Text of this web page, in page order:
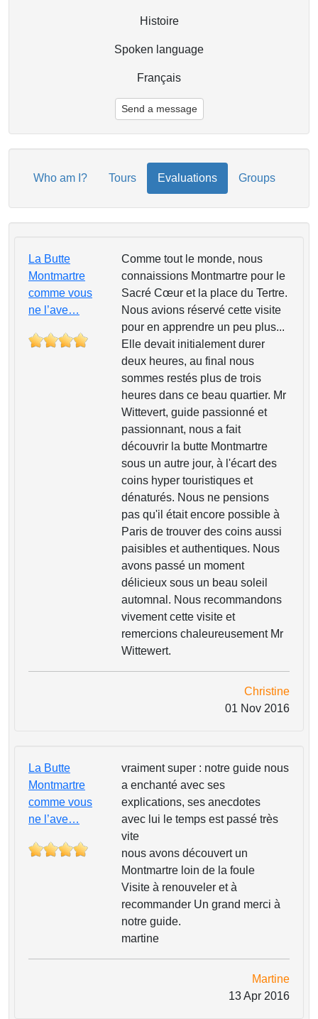
Histoire
Spoken language
Français
Send a message
Who am I? Tours Evaluations Groups
La Butte
Montmartre
comme vous
ne l’ave…
Comme tout le monde, nous
connaissions Montmartre pour le
Sacré Cœur et la place du Tertre.
Nous avions réservé cette visite
pour en apprendre un peu plus...
Elle devait initialement durer
deux heures, au final nous
sommes restés plus de trois
heures dans ce beau quartier. Mr
Wittevert, guide passionné et
passionnant, nous a fait
découvrir la butte Montmartre
sous un autre jour, à l'écart des
coins hyper touristiques et
dénaturés. Nous ne pensions
pas qu'il était encore possible à
Paris de trouver des coins aussi
paisibles et authentiques. Nous
avons passé un moment
délicieux sous un beau soleil
automnal. Nous recommandons
vivement cette visite et
remercions chaleureusement Mr
Wittewert.
Christine
01 Nov 2016
La Butte
Montmartre
comme vous
ne l’ave…
vraiment super : notre guide nous
a enchanté avec ses
explications, ses anecdotes
avec lui le temps est passé très
vite
nous avons découvert un
Montmartre loin de la foule
Visite à renouveler et à
recommander Un grand merci à
notre guide.
martine
Martine
13 Apr 2016